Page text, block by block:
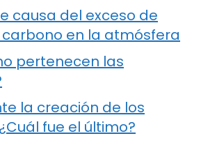
causa del exceso de
en la atmósfera
pertenecen las
la creación de los
fue el último?